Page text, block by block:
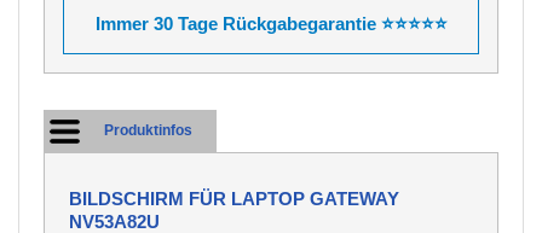
Immer 30 Tage Rückgabegarantie ⭐⭐⭐⭐⭐
Produktinfos
BILDSCHIRM FÜR LAPTOP GATEWAY
NV53A82U